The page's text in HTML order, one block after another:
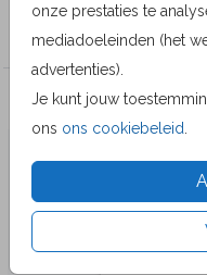
onze prestaties te
mediadoeleinden (het
advertenties).
Je kunt jouw
ons ons cookiebeleid
Collectie
Veel gekozen